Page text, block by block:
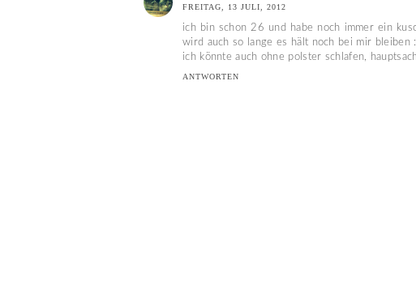
FREITAG, 13 JULI, 2012
ich bin schon 26 und habe noch immer ein
wird auch so lange es hält noch bei mir bleiben
ich könnte auch ohne polster schlafen,
ANTWORTEN